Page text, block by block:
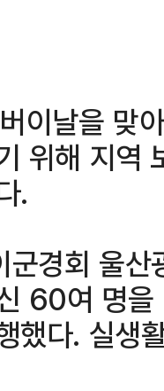
이날을 맞
위해 지역
.
군경회 울
60여 명
했다. 실생